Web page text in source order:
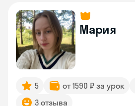
Мария
5 от 1590 ₽ за урок
3 отзыва